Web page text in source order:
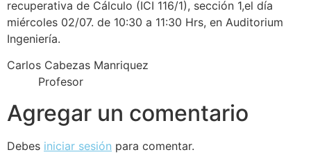
recuperativa de Cálculo (ICI 116/1), sección 1,el día
miércoles 02/07. de 10:30 a 11:30 Hrs, en Auditorium
Ingeniería.
Carlos Cabezas Manriquez
Profesor
Agregar un comentario
Debes iniciar sesión para comentar.